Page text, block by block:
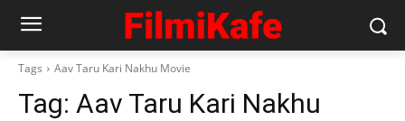
Tags Aav Taru Kari Nakhu Movie
Tag: Aav Taru Kari Nakhu